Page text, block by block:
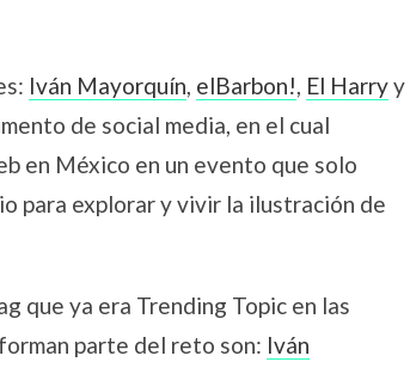
Iván Mayorquín, elBarbon!, El Harryy
de social media, en el cual
en México en un evento que solo
para explorar y vivir la ilustración de
que ya era Trending Topic en las
parte del reto son: Iván